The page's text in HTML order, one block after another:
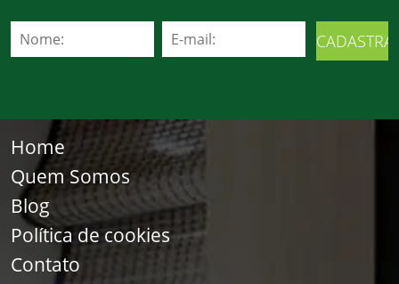
Home
Quem Somos
Blog
Política de cookies
Contato